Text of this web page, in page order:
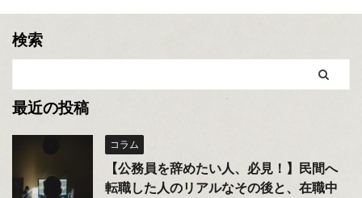
検索
最近の投稿
コラム
【公務員を辞めたい人、必見！】民間へ
転職した人のリアルなその後と、在職中